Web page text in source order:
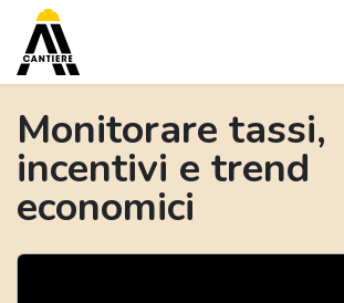
Passa al contenuto
Monitorare tassi,
incentivi e trend
economici